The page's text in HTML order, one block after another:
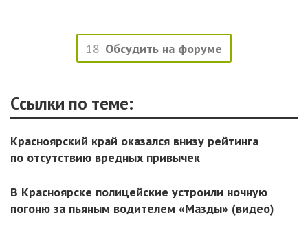
18 Обсудить на форуме
Ссылки по теме:
Красноярский край оказался внизу рейтинга
по отсутствию вредных привычек
В Красноярске полицейские устроили ночную
погоню за пьяным водителем «Мазды» (видео)